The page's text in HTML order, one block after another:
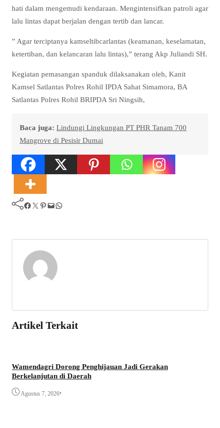
hati dalam mengemudi kendaraan. Mengintensifkan patroli agar
lalu lintas dapat berjalan dengan tertib dan lancar.
” Agar terciptanya kamseltibcarlantas (keamanan, keselamatan,
ketertiban, dan kelancaran lalu lintas),” terang Akp Juliandi SH.
Kegiatan pemasangan spanduk dilaksanakan oleh, Kanit
Kamsel Satlantas Polres Rohil IPDA Sahat Simamora, BA
Satlantas Polres Rohil BRIPDA Sri Ningsih,
Baca juga: Lindungi Lingkungan PT PHR Tanam 700
Mangrove di Pesisir Dumai
Facebook Twitter Pinterest Mail WhatsApp
Artikel Terkait
Wamendagri Dorong Penghijauan Jadi Gerakan
Berkelanjutan di Daerah
Agustus 7, 2026•